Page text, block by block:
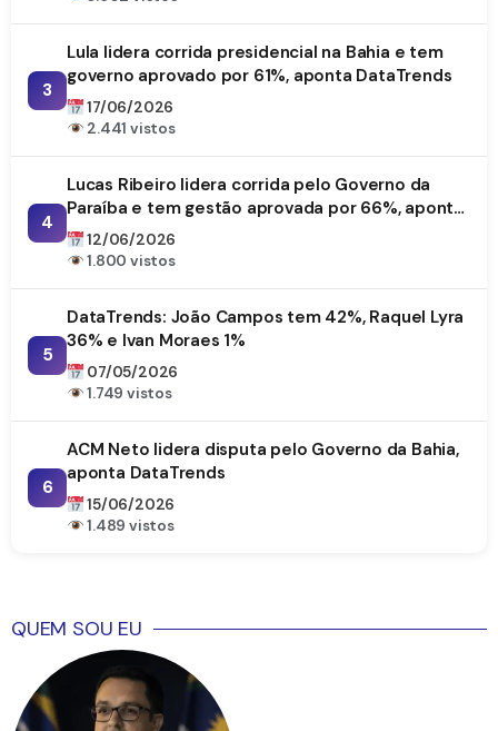
3
Lula lidera corrida presidencial na Bahia e tem
governo aprovado por 61%, aponta DataTrends
17/06/2026
2.441 vistos
4
Lucas Ribeiro lidera corrida pelo Governo da
Paraíba e tem gestão aprovada por 66%, aponta
DataTrends
12/06/2026
1.800 vistos
5
DataTrends: João Campos tem 42%, Raquel Lyra
36% e Ivan Moraes 1%
07/05/2026
1.749 vistos
6
ACM Neto lidera disputa pelo Governo da Bahia,
aponta DataTrends
15/06/2026
1.489 vistos
QUEM SOU EU